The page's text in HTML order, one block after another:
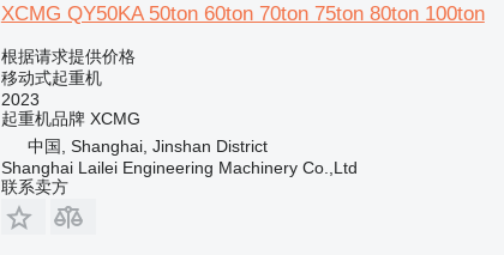
XCMG QY50KA 50ton 60ton 70ton 75ton 80ton 100ton
根据请求提供价格
移动式起重机
2023
起重机品牌 XCMG
中国, Shanghai, Jinshan District
Shanghai Lailei Engineering Machinery Co.,Ltd
联系卖方